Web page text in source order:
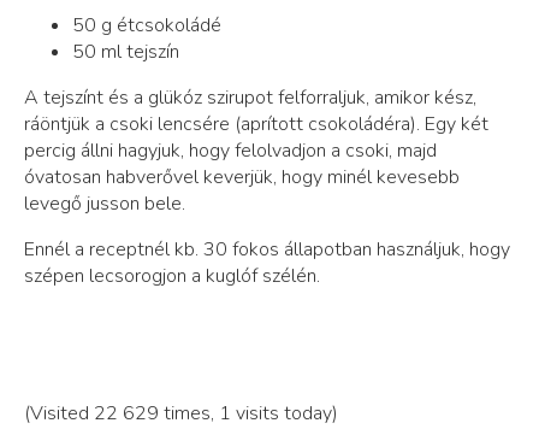
50 g étcsokoládé
50 ml tejszín
A tejszínt és a glükóz szirupot felforraljuk, amikor kész,
ráöntjük a csoki lencsére (aprított csokoládéra). Egy két
percig állni hagyjuk, hogy felolvadjon a csoki, majd
óvatosan habverővel keverjük, hogy minél kevesebb
levegő jusson bele.
Ennél a receptnél kb. 30 fokos állapotban használjuk, hogy
szépen lecsorogjon a kuglóf szélén.
(Visited 22 629 times, 1 visits today)